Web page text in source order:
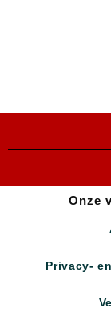
Onze
Privacy-